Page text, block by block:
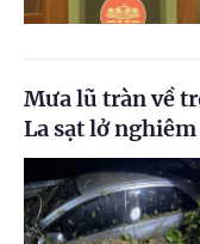
Mưa lũ tràn về
La sạt lở